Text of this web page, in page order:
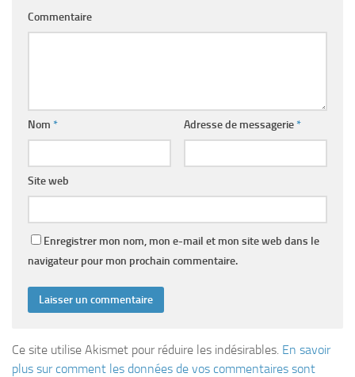
Commentaire
Nom * Adresse de messagerie*
Site web
Enregistrer mon nom, mon e-mail et mon site web dans le
navigateur pour mon prochain commentaire.
Ce site utilise Akismet pour réduire les indésirables. En savoir
plus sur comment les données de vos commentaires sont